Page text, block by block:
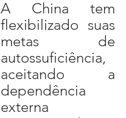
A China tem
flexibilizado suas
metas de
autossuficiência,
aceitando a
dependência
externa